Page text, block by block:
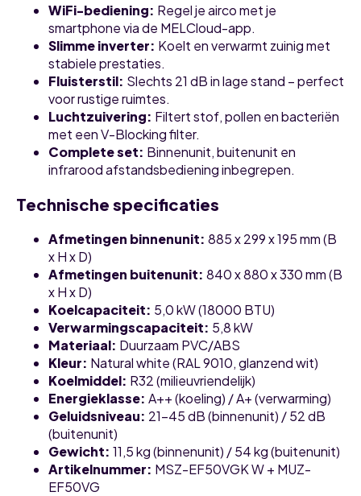
WiFi-bediening: Regel je airco met je
smartphone via de MELCloud-app.
Slimme inverter: Koelt en verwarmt zuinig met
stabiele prestaties.
Fluisterstil: Slechts 21 dB in lage stand – perfect
voor rustige ruimtes.
Luchtzuivering: Filtert stof, pollen en bacteriën
met een V-Blocking filter.
Complete set: Binnenunit, buitenunit en
infrarood afstandsbediening inbegrepen.
Technische specificaties
Afmetingen binnenunit: 885 x 299 x 195 mm (B
x H x D)
Afmetingen buitenunit: 840 x 880 x 330 mm (B
x H x D)
Koelcapaciteit: 5,0 kW (18000 BTU)
Verwarmingscapaciteit: 5,8 kW
Materiaal: Duurzaam PVC/ABS
Kleur: Natural white (RAL 9010, glanzend wit)
Koelmiddel: R32 (milieuvriendelijk)
Energieklasse: A++ (koeling) / A+ (verwarming)
Geluidsniveau: 21-45 dB (binnenunit) / 52 dB
(buitenunit)
Gewicht: 11,5 kg (binnenunit) / 54 kg (buitenunit)
Artikelnummer: MSZ-EF50VGK W + MUZ-
EF50VG